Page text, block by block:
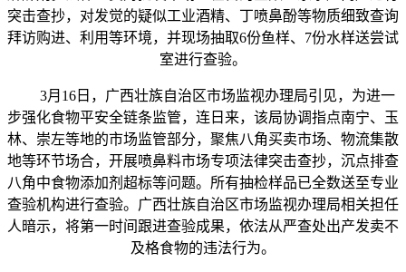
突击查抄，对发觉的疑似工业酒精、丁喷鼻酚等物质细致查询
拜访购进、利用等环境，并现场抽取6份鱼样、7份水样送尝试
室进行查验。
3月16日，广西壮族自治区市场监视办理局引见，为进一
步强化食物平安全链条监管，连日来，该局协调指点南宁、玉
林、崇左等地的市场监管部分，聚焦八角买卖市场、物流集散
地等环节场合，开展喷鼻料市场专项法律突击查抄，沉点排查
八角中食物添加剂超标等问题。所有抽检样品已全数送至专业
查验机构进行查验。广西壮族自治区市场监视办理局相关担任
人暗示，将第一时间跟进查验成果，依法从严查处出产发卖不
及格食物的违法行为。